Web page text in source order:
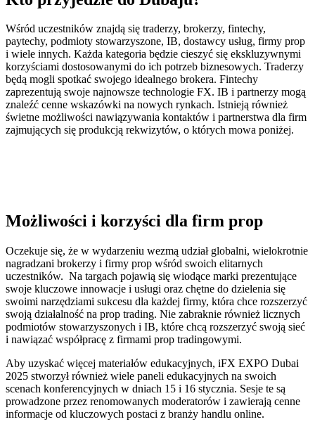
Wśród uczestników znajdą się traderzy, brokerzy, fintechy,
paytechy, podmioty stowarzyszone, IB, dostawcy usług, firmy prop
i wiele innych. Każda kategoria będzie cieszyć się ekskluzywnymi
korzyściami dostosowanymi do ich potrzeb biznesowych. Traderzy
będą mogli spotkać swojego idealnego brokera. Fintechy
zaprezentują swoje najnowsze technologie FX. IB i partnerzy mogą
znaleźć cenne wskazówki na nowych rynkach. Istnieją również
świetne możliwości nawiązywania kontaktów i partnerstwa dla firm
zajmujących się produkcją rekwizytów, o których mowa poniżej.
Możliwości i korzyści dla firm prop
Oczekuje się, że w wydarzeniu wezmą udział globalni, wielokrotnie
nagradzani brokerzy i firmy prop wśród swoich elitarnych
uczestników. Na targach pojawią się wiodące marki prezentujące
swoje kluczowe innowacje i usługi oraz chętne do dzielenia się
swoimi narzędziami sukcesu dla każdej firmy, która chce rozszerzyć
swoją działalność na prop trading. Nie zabraknie również licznych
podmiotów stowarzyszonych i IB, które chcą rozszerzyć swoją sieć
i nawiązać współpracę z firmami prop tradingowymi.
Aby uzyskać więcej materiałów edukacyjnych, iFX EXPO Dubai
2025 stworzył również wiele paneli edukacyjnych na swoich
scenach konferencyjnych w dniach 15 i 16 stycznia. Sesje te są
prowadzone przez renomowanych moderatorów i zawierają cenne
informacje od kluczowych postaci z branży handlu online.